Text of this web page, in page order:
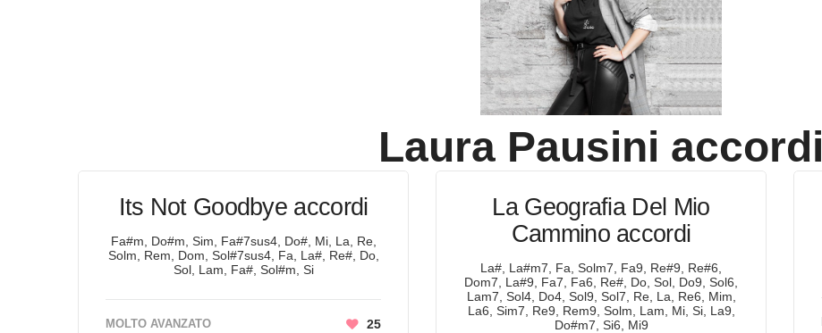
Laura Pausini accordi
Its Not Goodbye accordi
Fa#m, Do#m, Sim, Fa#7sus4, Do#, Mi, La, Re,
Solm, Rem, Dom, Sol#7sus4, Fa, La#, Re#, Do,
Sol, Lam, Fa#, Sol#m, Si
MOLTO AVANZATO 25
La Geografia Del Mio
Cammino accordi
La#, La#m7, Fa, Solm7, Fa9, Re#9, Re#6,
Dom7, La#9, Fa7, Fa6, Re#, Do, Sol, Do9, Sol6,
Lam7, Sol4, Do4, Sol9, Sol7, Re, La, Re6, Mim,
La6, Sim7, Re9, Rem9, Solm, Lam, Mi, Si, La9,
Do#m7, Si6, Mi9